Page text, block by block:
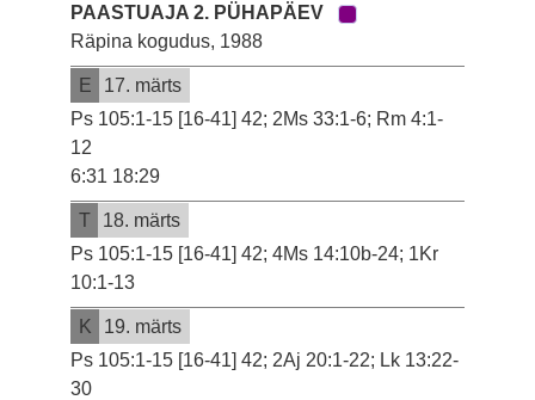
PAASTUAJA 2. PÜHAPÄEV
Räpina kogudus, 1988
E
17. märts
Ps 105:1-15 [16-41] 42; 2Ms 33:1-6; Rm 4:1-
12
6:31 18:29
T
18. märts
Ps 105:1-15 [16-41] 42; 4Ms 14:10b-24; 1Kr
10:1-13
K
19. märts
Ps 105:1-15 [16-41] 42; 2Aj 20:1-22; Lk 13:22-
30